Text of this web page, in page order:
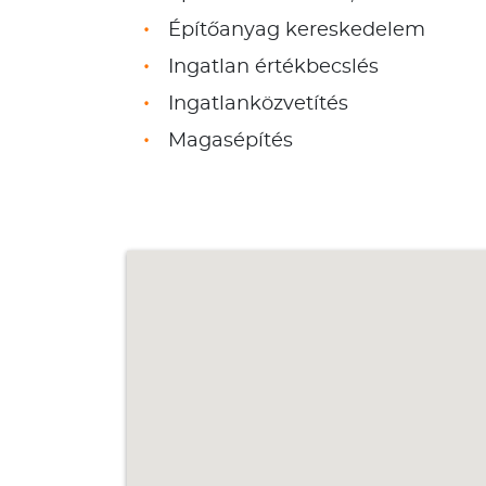
Építőanyag kereskedelem
Ingatlan értékbecslés
Ingatlanközvetítés
Magasépítés